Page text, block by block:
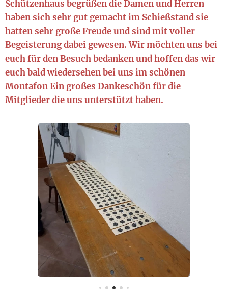
Schützenhaus begrüßen die Damen und Herren
haben sich sehr gut gemacht im Schießstand sie
hatten sehr große Freude und sind mit voller
Begeisterung dabei gewesen. Wir möchten uns bei
euch für den Besuch bedanken und hoffen das wir
euch bald wiedersehen bei uns im schönen
Montafon Ein großes Dankeschön für die
Mitglieder die uns unterstützt haben.